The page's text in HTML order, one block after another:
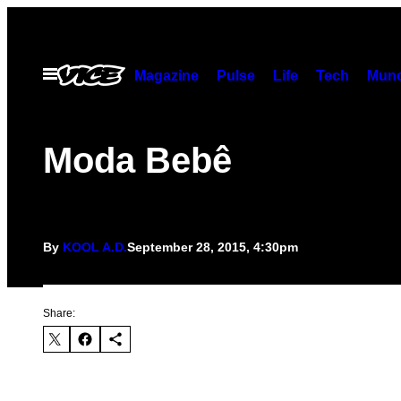
contentOpen
Menu
Magazine Pulse Life Tech
Moda Bebê
By KOOL A.D.September 28, 2015, 4:30pm
Share: